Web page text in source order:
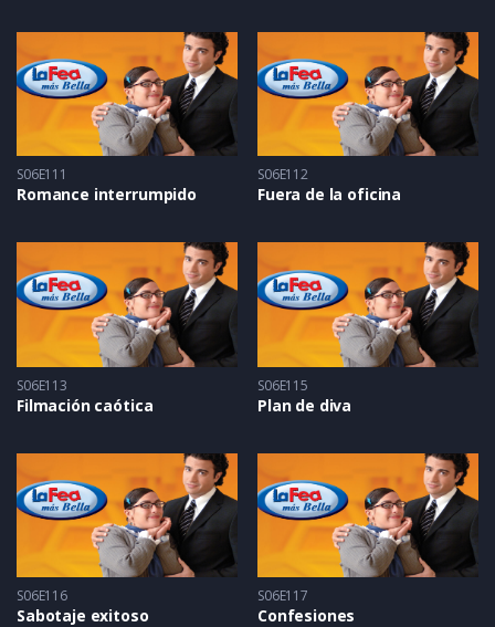
S06E111
Romance interrumpido
S06E112
Fuera de la oficina
S06E113
Filmación caótica
S06E115
Plan de diva
S06E116
Sabotaje exitoso
S06E117
Confesiones